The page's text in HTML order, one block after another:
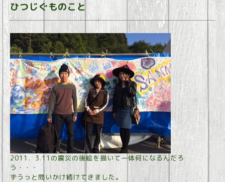
ひつじぐものこと
2011．3.11の震災の後絵を描いて一体何になるんだろ
う・・・
ずうっと問いかけ続けてきました。